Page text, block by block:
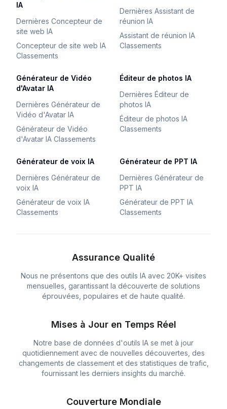
IA
Dernières Concepteur de
site web IA
Concepteur de site web IA
Classements
Dernières Assistant de
réunion IA
Assistant de réunion IA
Classements
Générateur de Vidéo
d'Avatar IA
Dernières Générateur de
Vidéo d'Avatar IA
Générateur de Vidéo
d'Avatar IA Classements
Éditeur de photos IA
Dernières Éditeur de
photos IA
Éditeur de photos IA
Classements
Générateur de voix IA
Dernières Générateur de
voix IA
Générateur de voix IA
Classements
Générateur de PPT IA
Dernières Générateur de
PPT IA
Générateur de PPT IA
Classements
Assurance Qualité
Nous ne présentons que des outils IA avec 20K+ visites
mensuelles, garantissant la découverte de solutions
éprouvées, populaires et de haute qualité.
Mises à Jour en Temps Réel
Notre base de données d'outils IA se met à jour
quotidiennement avec de nouvelles découvertes, des
changements de classement et des statistiques de trafic,
fournissant les derniers insights du marché.
Couverture Mondiale